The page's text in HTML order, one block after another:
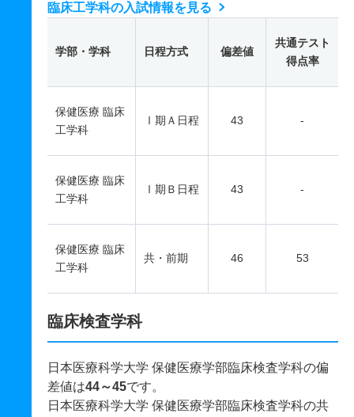
臨床工学科の入試情報を見る
学部・学科 日程方式 偏差値
共通テスト
得点率
保健医療 臨床
工学科
Ⅰ期Ａ日程 43 -
保健医療 臨床
工学科
Ⅰ期Ｂ日程 43 -
保健医療 臨床
工学科
共・前期 46 53
臨床検査学科
日本医療科学大学 保健医療学部臨床検査学科の偏
差値は44～45です。
日本医療科学大学 保健医療学部臨床検査学科の共